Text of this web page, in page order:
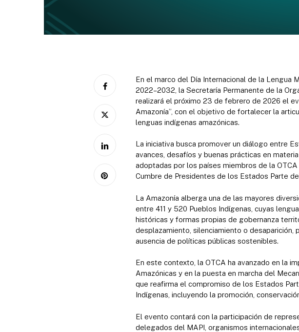
En el marco del Día Internacional de la Lengua
2022–2032, la Secretaría Permanente de la
realizará el próximo 23 de febrero de 2026 el
Amazonía”, con el objetivo de fortalecer la
lenguas indígenas amazónicas.
La iniciativa busca promover un diálogo entre
avances, desafíos y buenas prácticas en
adoptadas por los países miembros de la
Cumbre de Presidentes de los Estados Parte
La Amazonía alberga una de las mayores
entre 411 y 520 Pueblos Indígenas, cuyas
históricas y formas propias de gobernanza
desplazamiento, silenciamiento o
ausencia de políticas públicas sostenibles.
En este contexto, la OTCA ha avanzado en la
Amazónicas y en la puesta en marcha del
que reafirma el compromiso de los Estados
Indígenas, incluyendo la promoción,
El evento contará con la participación de
delegados del MAPI, organismos